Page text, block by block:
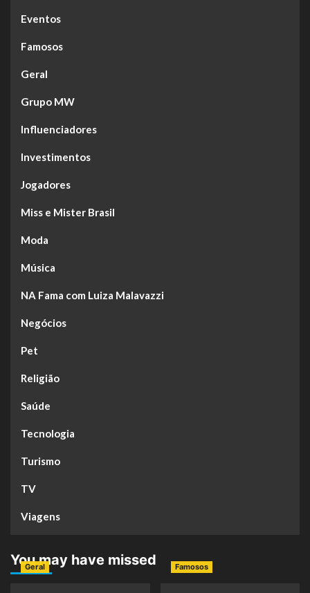
Eventos
Famosos
Geral
Grupo MW
Influenciadores
Investimentos
Jogadores
Miss e Mister Brasil
Moda
Música
NA Fama com Luiza Malavazzi
Negócios
Pet
Religião
Saúde
Tecnologia
Turismo
TV
Viagens
You may have missed
Geral Famosos